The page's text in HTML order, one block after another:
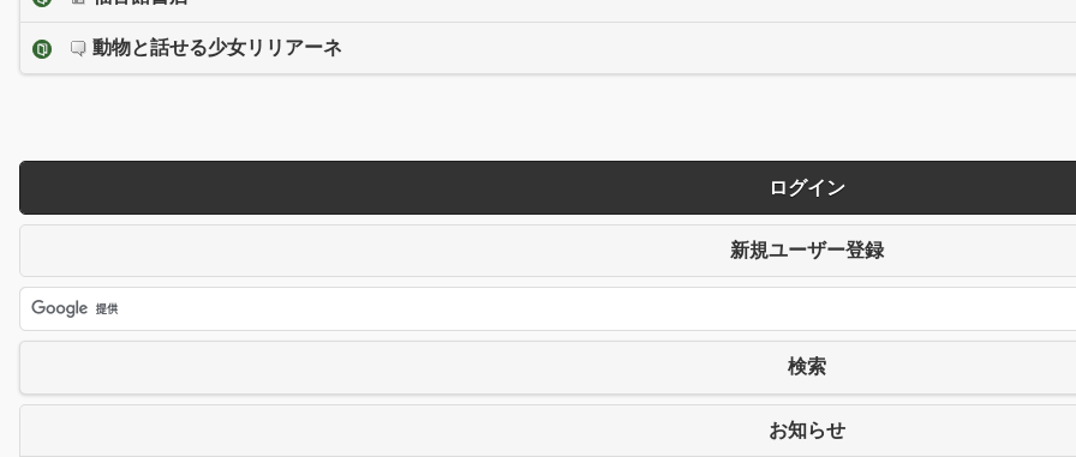
動物と話せる少女リリアーネ
ログイン
新規ユーザー登録
検索
お知らせ